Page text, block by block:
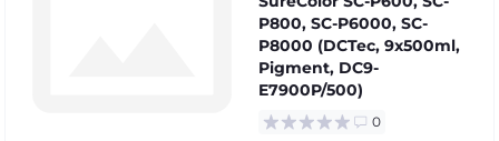
P800, SC-P6000, SC-
P8000 (DCTec, 9x500ml,
Pigment, DC9-
E7900P/500)
0